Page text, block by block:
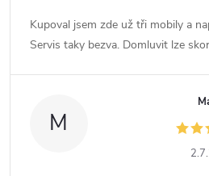
Kupoval jsem zde už tři mobily a
Servis taky bezva. Domluvit lze
M